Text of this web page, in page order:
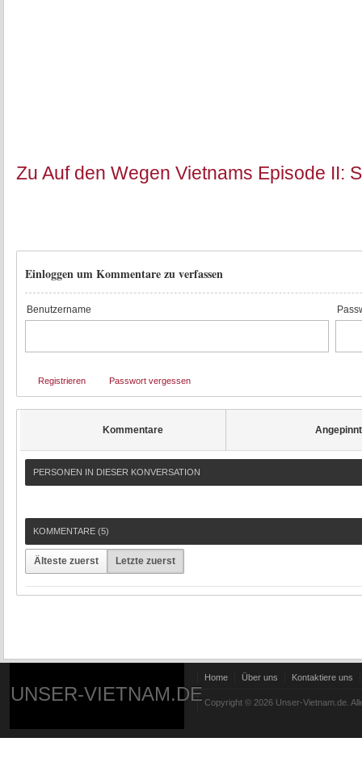
Zu Auf den Wegen Vietnams Episode II:
Einloggen um Kommentare zu verfassen
Benutzername
Registrieren Passwort vergessen
Kommentare Angepinnt
PERSONEN IN DIESER KONVERSATION
KOMMENTARE (5)
Älteste zuerst Letzte zuerst
UNSER-VIETNAM.DE
Home Über uns Kontaktiere uns
Copyright © 2026 Unser-Vietnam.de.